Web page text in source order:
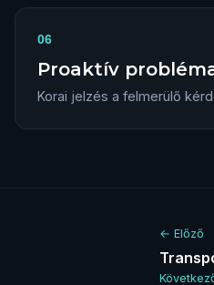
06
Proaktív
Korai jelzés a felmerülő
← Előző